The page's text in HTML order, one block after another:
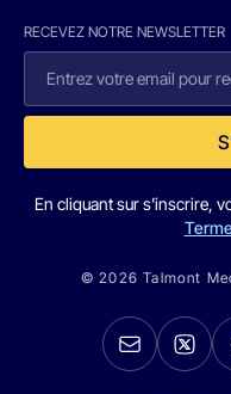
RECEVEZ NOTRE NEWSLETTER
En cliquant sur s'inscrire,
© 2026 Talmont